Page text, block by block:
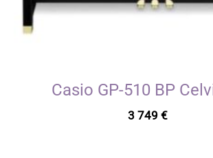
Casio GP-510 BP
3 749 €